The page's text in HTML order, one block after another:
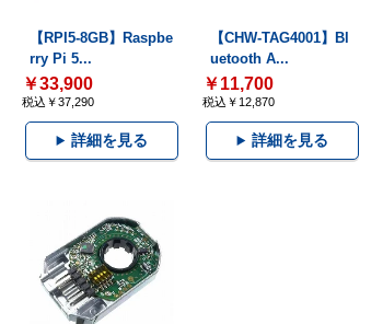
【RPI5-8GB】Raspbe
rry Pi 5...
￥33,900
税込￥37,290
詳細を見る
【CHW-TAG4001】Bl
uetooth A...
￥11,700
税込￥12,870
詳細を見る